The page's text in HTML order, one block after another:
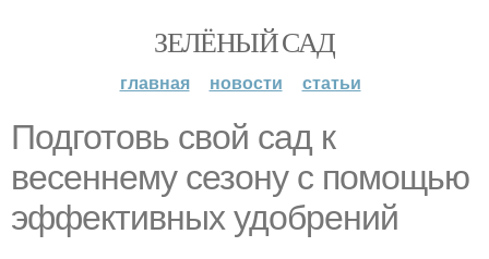
ЗЕЛЁНЫЙ САД
главная новости статьи
Подготовь свой сад к
весеннему сезону с помощью
эффективных удобрений